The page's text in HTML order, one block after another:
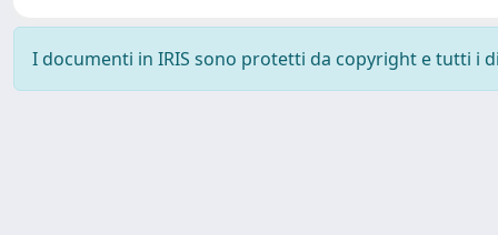
I documenti in IRIS sono protetti da copyright e tutti i